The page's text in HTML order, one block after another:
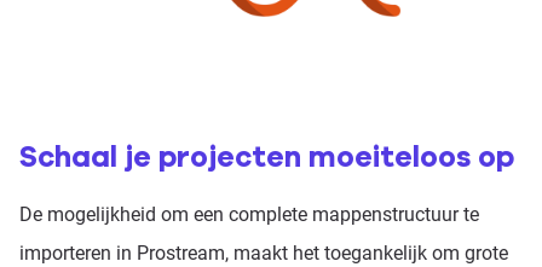
Schaal je projecten moeiteloos op
De mogelijkheid om een complete mappenstructuur te
importeren in Prostream, maakt het toegankelijk om grote